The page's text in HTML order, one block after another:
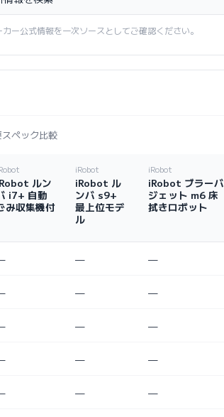
ー公式情報を一次ソースとしてご確認ください。
ペック比較
ルン
i7+ 自動
み収集機付
iRobot
iRobot ル
ンバ s9+
最上位モデ
ル
iRobot
iRobot ブラーバ
ジェット m6 床
拭きロボット
— —
— —
— —
— —
— —